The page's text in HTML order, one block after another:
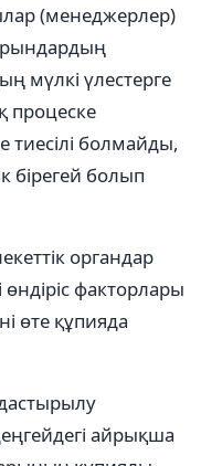
(менеджерлер)
мүлкі үлестерге
процеске
тиесілі болмайды,
бірегей болып
органдар
өндіріс факторлары
өте құпияда
айрықша